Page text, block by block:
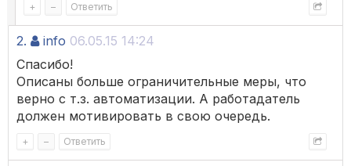
+ – Ответить
2. info 06.05.15 14:24
Спасибо!
Описаны больше ограничительные меры, что
верно с т.з. автоматизации. А работадатель
должен мотивировать в свою очередь.
+ – Ответить